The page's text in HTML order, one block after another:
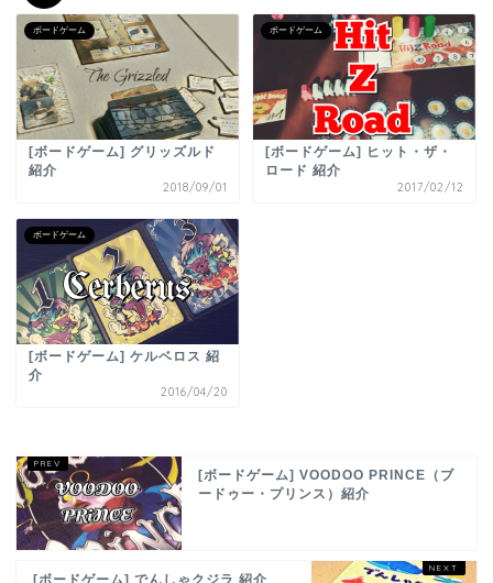
ボードゲーム
[ボードゲーム] グリッズルド
紹介
2018/09/01
ボードゲーム
[ボードゲーム] ヒット・ザ・
ロード 紹介
2017/02/12
ボードゲーム
[ボードゲーム] ケルベロス 紹
介
2016/04/20
[ボードゲーム] VOODOO PRINCE（ブ
ードゥー・プリンス）紹介
[ボードゲーム] でんしゃクジラ 紹介